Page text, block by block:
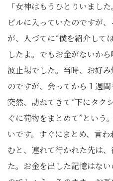
「女神はもうひとりいまし
ビルに入っていたのですが
が、人づてに“僕を紹介して
したよ。でもお金がないか
波止場でした。当時、お好
のですが、会ってから１週
突然、訪ねてきて“下にタク
ぐに荷物をまとめて”という
いです。すぐにまとめ、言
むと、連れて行かれた先は
た。お金を出した記憶はな